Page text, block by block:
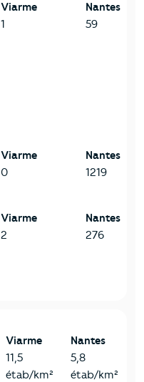
Viarme
1
Nantes
59
Viarme
0
Nantes
1219
Viarme
2
Nantes
276
Viarme
11,5
étab/km²
Nantes
5,8
étab/km²